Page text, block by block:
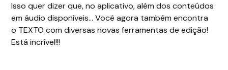
Isso quer dizer que, no aplicativo, além dos conteúdos
em áudio disponíveis… Você agora também encontra
o TEXTO com diversas novas ferramentas de edição!
Está incrível!!!